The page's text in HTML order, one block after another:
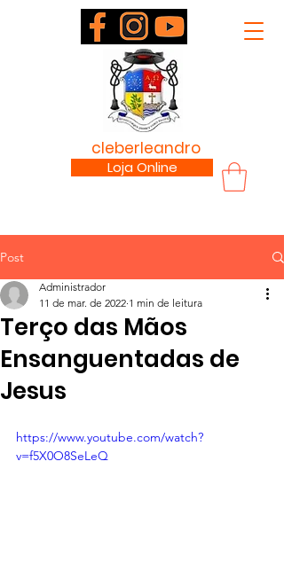
cleberleandro
Loja Online
Post
Terço das Mãos
Ensanguentadas de
Jesus
Administrador
11 de mar. de 2022 1 min de leitura
https://www.youtube.com/watch?
v=f5X0O8SeLeQ